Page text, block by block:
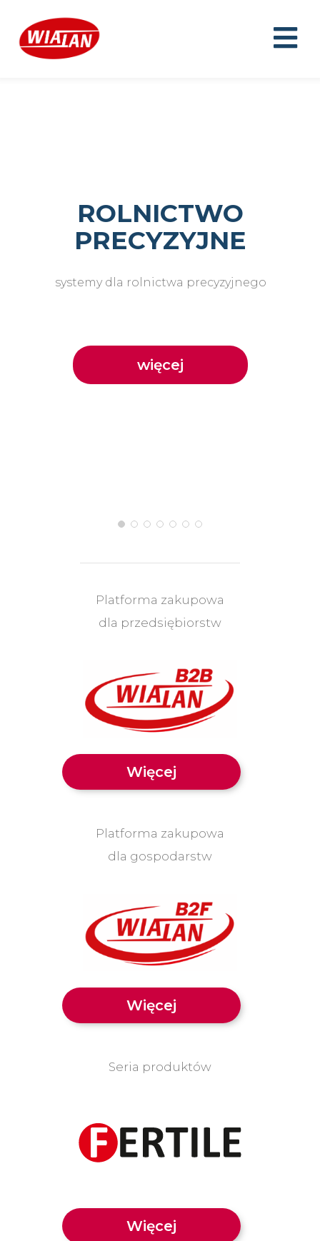
ROLNICTWO
PRECYZYJNE
systemy dla rolnictwa precyzyjnego
więcej
Platforma zakupowa
dla przedsiębiorstw
Więcej
Platforma zakupowa
dla gospodarstw
Więcej
Seria produktów
Więcej